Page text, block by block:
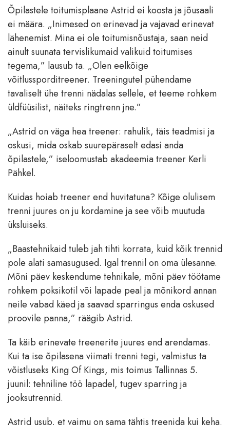
Õpilastele toitumisplaane Astrid ei koosta ja jõusaali
ei määra. „Inimesed on erinevad ja vajavad erinevat
lähenemist. Mina ei ole toitumisnõustaja, saan neid
ainult suunata tervislikumaid valikuid toitumises
tegema,” lausub ta. „Olen eelkõige
võitlussporditreener. Treeningutel pühendame
tavaliselt ühe trenni nädalas sellele, et teeme rohkem
üldfüüsilist, näiteks ringtrenn jne.”
„Astrid on väga hea treener: rahulik, täis teadmisi ja
oskusi, mida oskab suurepäraselt edasi anda
õpilastele,” iseloomustab akadeemia treener Kerli
Pähkel.
Kuidas hoiab treener end huvitatuna? Kõige olulisem
trenni juures on ju kordamine ja see võib muutuda
üksluiseks.
„Baastehnikaid tuleb jah tihti korrata, kuid kõik trennid
pole alati samasugused. Igal trennil on oma ülesanne.
Mõni päev keskendume tehnikale, mõni päev töötame
rohkem poksikotil või lapade peal ja mõnikord annan
neile vabad käed ja saavad sparringus enda oskused
proovile panna,” räägib Astrid.
Ta käib erinevate treenerite juures end arendamas.
Kui ta ise õpilasena viimati trenni tegi, valmistus ta
võistluseks King Of Kings, mis toimus Tallinnas 5.
juunil: tehniline töö lapadel, tugev sparring ja
jooksutrennid.
Astrid usub, et vaimu on sama tähtis treenida kui keha.